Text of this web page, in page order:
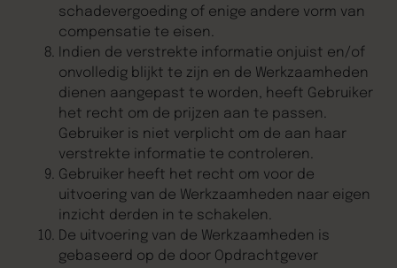
schadevergoeding of enige andere vorm van
compensatie te eisen.
Indien de verstrekte informatie onjuist en/of
onvolledig blijkt te zijn en de Werkzaamheden
dienen aangepast te worden, heeft Gebruiker
het recht om de prijzen aan te passen.
Gebruiker is niet verplicht om de aan haar
verstrekte informatie te controleren.
Gebruiker heeft het recht om voor de
uitvoering van de Werkzaamheden naar eigen
inzicht derden in te schakelen.
De uitvoering van de Werkzaamheden is
gebaseerd op de door Opdrachtgever